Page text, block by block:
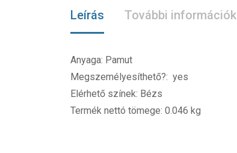
Leírás További információk
Anyaga: Pamut
Megszemélyesíthető?: yes
Elérhető színek: Bézs
Termék nettó tömege: 0.046 kg